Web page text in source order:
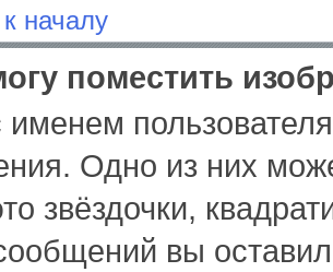
началу
поместить
Одно из них
звёздочки,
вы